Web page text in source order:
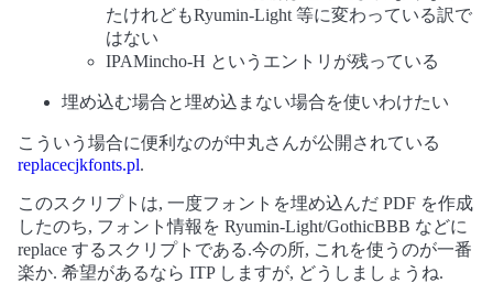
たけれどもRyumin-Light 等に変わっている訳で
はない
IPAMincho-H というエントリが残っている
埋め込む場合と埋め込まない場合を使いわけたい
こういう場合に便利なのが中丸さんが公開されている
replacecjkfonts.pl.
このスクリプトは, 一度フォントを埋め込んだ PDF を作成
したのち, フォント情報を Ryumin-Light/GothicBBB などに
replace するスクリプトである.今の所, これを使うのが一番
楽か. 希望があるなら ITP しますが, どうしましょうね.